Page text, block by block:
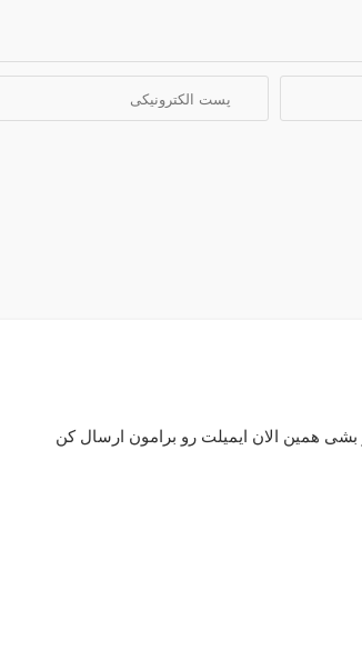
بشی همین الان ایمیلت رو برامون ارسال کن